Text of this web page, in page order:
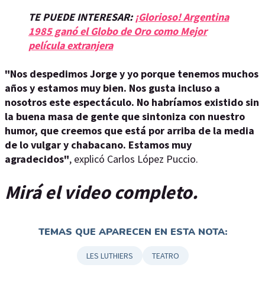
TE PUEDE INTERESAR:¡Glorioso! Argentina
1985 ganó el Globo de Oro como Mejor
película extranjera
"Nos despedimos Jorge y yo porque tenemos muchos
años y estamos muy bien. Nos gusta incluso a
nosotros este espectáculo. No habríamos existido sin
la buena masa de gente que sintoniza con nuestro
humor, que creemos que está por arriba de la media
de lo vulgar y chabacano. Estamos muy
agradecidos", explicó Carlos López Puccio.
Mirá el video completo.
TEMAS QUE APARECEN EN ESTA NOTA:
LES LUTHIERS TEATRO